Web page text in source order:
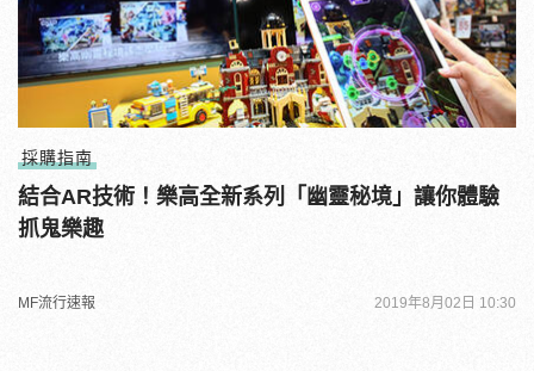
採購指南
結合AR技術！樂高全新系列「幽靈秘境」讓你體驗
抓鬼樂趣
MF流行速報 2019年8月02日 10:30